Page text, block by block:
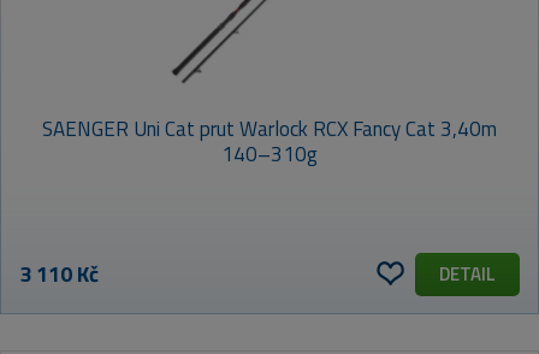
SAENGER Uni Cat prut Warlock RCX Fancy Cat 3,40m
140–310g
3 110 Kč DETAIL